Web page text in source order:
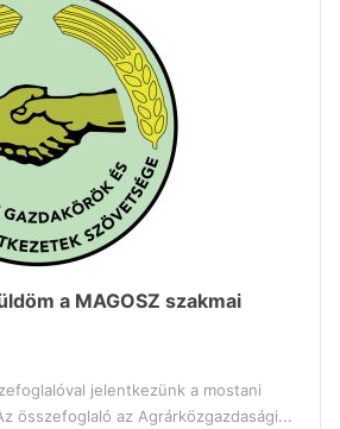
a MAGOSZ szakmai
jelentkezünk a mostani
összefoglaló az Agrárközgazdasági...